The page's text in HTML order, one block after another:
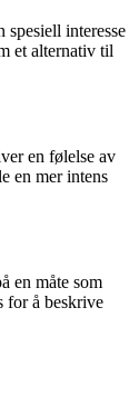
spesiell interesse
et alternativ til
en følelse av
en mer intens
en måte som
for å beskrive